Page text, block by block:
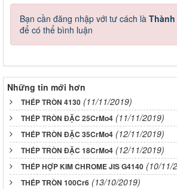
Bạn cần đăng nhập với tư cách là
để có thể bình luận
Những tin mới hơn
THÉP TRÒN 4130 (11/11/2019)
THÉP TRÒN ĐẶC 25CrMo4 (11/11/2019)
THÉP TRÒN ĐẶC 35CrMo4 (12/11/2019)
THÉP TRÒN ĐẶC 18CrMo4 (12/11/2019)
THÉP HỢP KIM CHROME JIS G4140 (10/11/
THÉP TRÒN 100Cr6 (13/10/2019)